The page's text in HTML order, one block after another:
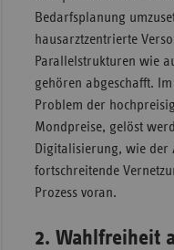
Bedarfsplanung
hausarztzentrierte
Parallelstrukturen wie
gehören abgeschafft. Im
Problem der
Mondpreise, gelöst
Digitalisierung, wie der
fortschreitende
Prozess voran.
2. Wahlfreiheit